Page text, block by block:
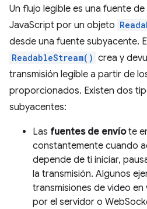
Un flujo legible es una fuente
JavaScript por un objeto
desde una fuente subyacente.
ReadableStream() crea y
transmisión legible a partir de
proporcionados. Existen dos
subyacentes:
Las fuentes de envíote
constantemente cuando
depende de ti iniciar,
la transmisión. Algunos
transmisiones de video
por el servidor o